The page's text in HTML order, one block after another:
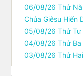
06/08/26 Thứ
Chúa Giêsu Hiển
05/08/26 Thứ Tư
04/08/26 Thứ Ba
03/08/26 Thứ